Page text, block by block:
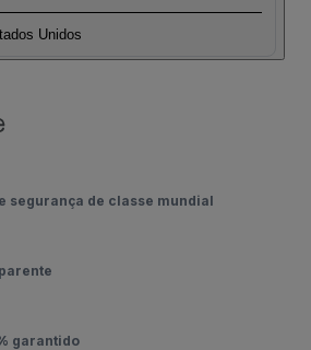
Unidos
segurança de classe mundial
garantido